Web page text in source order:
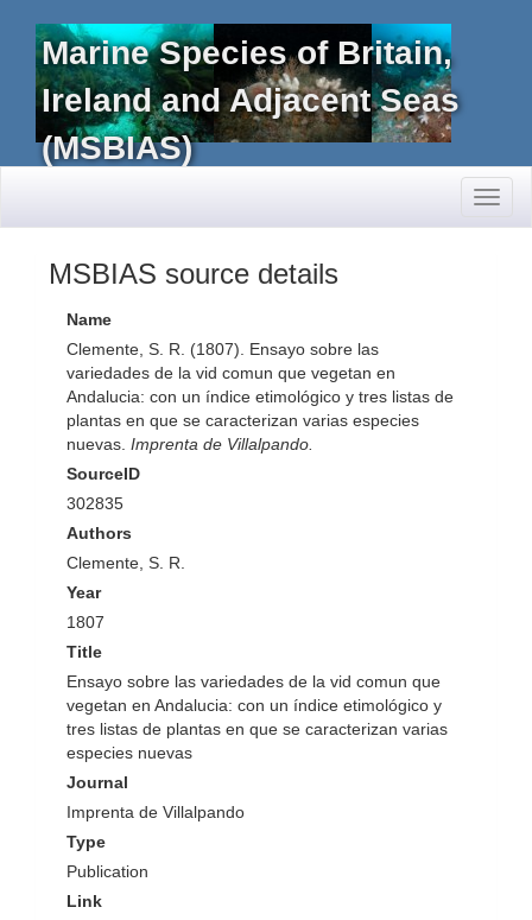
Marine Species of Britain,
Ireland and Adjacent Seas
(MSBIAS)
MSBIAS source details
Name
Clemente, S. R. (1807). Ensayo sobre las
variedades de la vid comun que vegetan en
Andalucia: con un índice etimológico y tres listas de
plantas en que se caracterizan varias especies
nuevas. Imprenta de Villalpando.
SourceID
302835
Authors
Clemente, S. R.
Year
1807
Title
Ensayo sobre las variedades de la vid comun que
vegetan en Andalucia: con un índice etimológico y
tres listas de plantas en que se caracterizan varias
especies nuevas
Journal
Imprenta de Villalpando
Type
Publication
Link